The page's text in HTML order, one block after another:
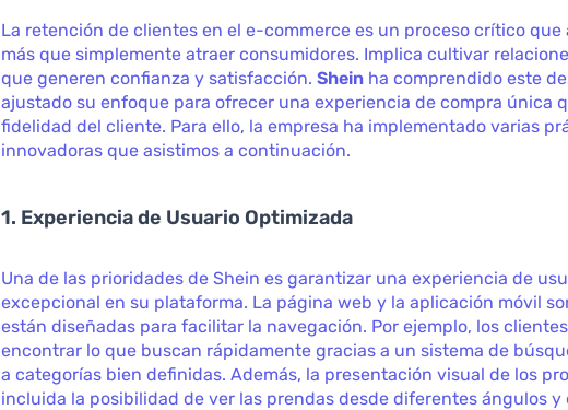
La retención de clientes en el e-commerce es un proceso crítico que
más que simplemente atraer consumidores. Implica cultivar
que generen confianza y satisfacción.Shein ha comprendido este
ajustado su enfoque para ofrecer una experiencia de compra única
fidelidad del cliente. Para ello, la empresa ha implementado varias
innovadoras que asistimos a continuación.
1. Experiencia de Usuario Optimizada
Una de las prioridades de Shein es garantizar una experiencia de
excepcional en su plataforma. La página web y la aplicación móvil
están diseñadas para facilitar la navegación. Por ejemplo, los
encontrar lo que buscan rápidamente gracias a un sistema de
a categorías bien definidas. Además, la presentación visual de los
incluida la posibilidad de ver las prendas desde diferentes ángulos y